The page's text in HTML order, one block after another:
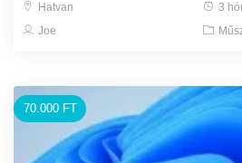
Hatvan
3
Joe
70.000 FT